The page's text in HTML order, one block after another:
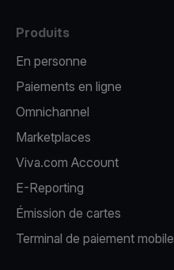
Produits
En personne
Paiements en ligne
Omnichannel
Marketplaces
Viva.com Account
E-Reporting
Émission de cartes
Terminal de paiement mobile